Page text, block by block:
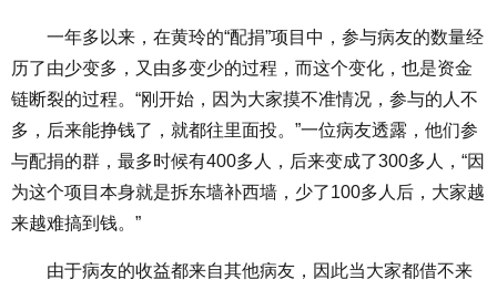
一年多以来，在黄玲的“配捐”项目中，参与病友的数量经
历了由少变多，又由多变少的过程，而这个变化，也是资金
链断裂的过程。“刚开始，因为大家摸不准情况，参与的人不
多，后来能挣钱了，就都往里面投。”一位病友透露，他们参
与配捐的群，最多时候有400多人，后来变成了300多人，“因
为这个项目本身就是拆东墙补西墙，少了100多人后，大家越
来越难搞到钱。”
由于病友的收益都来自其他病友，因此当大家都借不来